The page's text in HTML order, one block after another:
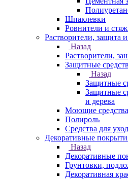
Шпаклевки
Ровнители и
Растворители, защита
Назад
Растворители,
Защитные
Назад
Защитные
Защитные
и дерева
Моющие
Полироль
Средства для
Декоративные
Назад
Декоративные
Грунтовки,
Декоративная